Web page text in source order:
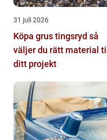
31 juli 2026
Köpa grus tingsryd så
väljer du rätt material till
ditt projekt